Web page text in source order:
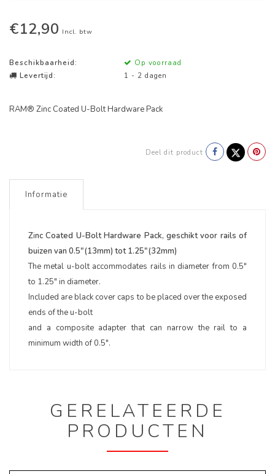
€12,90 Incl. btw
Beschikbaarheid:
Op voorraad
Levertijd:
1 - 2 dagen
RAM® Zinc Coated U-Bolt Hardware Pack
Deel dit product
Informatie
Zinc Coated U-Bolt Hardware Pack, geschikt voor rails of
buizen van 0.5"(13mm) tot 1.25"(32mm)
The metal u-bolt accommodates rails in diameter from 0.5"
to 1.25" in diameter.
Included are black cover caps to be placed over the exposed
ends of the u-bolt
and a composite adapter that can narrow the rail to a
minimum width of 0.5".
GERELATEERDE
PRODUCTEN